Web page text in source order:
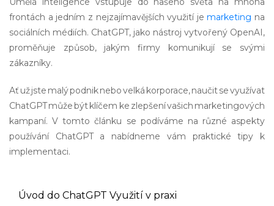
frontách a jedním z nejzajímavějších využití jemarketing na
sociálních médiích. ChatGPT, jako nástroj vytvořený OpenAI,
proměňuje způsob, jakým firmy komunikují se svými
zákazníky.
Ať už jste malý podnik nebo velká korporace, naučit se využívat
ChatGPT může být klíčem ke zlepšení vašich marketingových
kampaní. V tomto článku se podíváme na různé aspekty
používání ChatGPT a nabídneme vám praktické tipy k
implementaci.
Úvod do ChatGPT Využití v praxi